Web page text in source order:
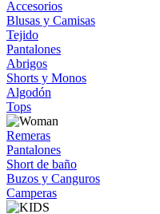
Accesorios
Blusas y Camisas
Tejido
Pantalones
Abrigos
Shorts y Monos
Algodón
Tops
Remeras
Pantalones
Short de baño
Buzos y Canguros
Camperas